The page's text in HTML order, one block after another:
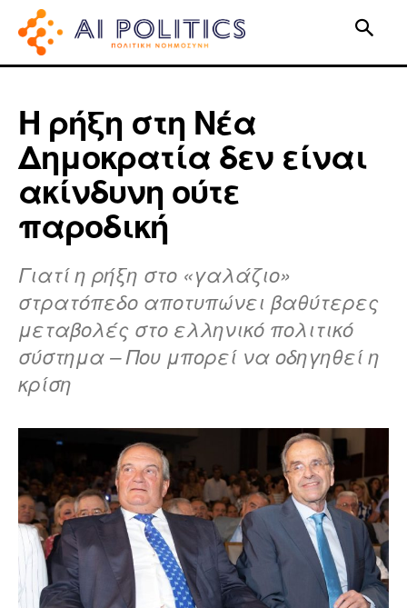
Η ρήξη στη Νέα
Δημοκρατία δεν είναι
ακίνδυνη ούτε
παροδική
Γιατί η ρήξη στο «γαλάζιο»
στρατόπεδο αποτυπώνει βαθύτερες
μεταβολές στο ελληνικό πολιτικό
σύστημα – Που μπορεί να οδηγηθεί η
κρίση